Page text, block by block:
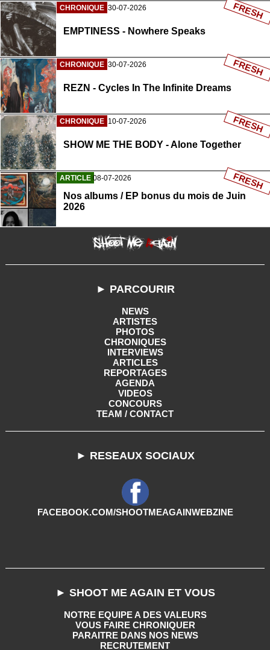
CHRONIQUE 30-07-2026
EMPTINESS - Nowhere Speaks
FRESH
CHRONIQUE 30-07-2026
REZN - Cycles In The Infinite Dreams
FRESH
CHRONIQUE 10-07-2026
SHOW ME THE BODY - Alone Together
FRESH
ARTICLE 08-07-2026
Nos albums / EP bonus du mois de Juin
2026
FRESH
► PARCOURIR
NEWS
ARTISTES
PHOTOS
CHRONIQUES
INTERVIEWS
ARTICLES
REPORTAGES
AGENDA
VIDEOS
CONCOURS
TEAM / CONTACT
► RESEAUX SOCIAUX
FACEBOOK.COM/SHOOTMEAGAINWEBZINE
► SHOOT ME AGAIN ET VOUS
NOTRE EQUIPE A DES VALEURS
VOUS FAIRE CHRONIQUER
PARAITRE DANS NOS NEWS
RECRUTEMENT